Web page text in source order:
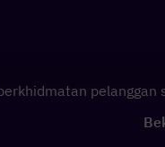
pelanggan